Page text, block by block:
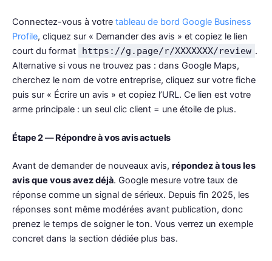
Connectez-vous à votre tableau de bord Google Business
Profile, cliquez sur « Demander des avis » et copiez le lien
court du format
https://g.page/r/XXXXXXX/review .
Alternative si vous ne trouvez pas : dans Google Maps,
cherchez le nom de votre entreprise, cliquez sur votre fiche
puis sur « Écrire un avis » et copiez l’URL. Ce lien est votre
arme principale : un seul clic client = une étoile de plus.
Étape 2 — Répondre à vos avis actuels
Avant de demander de nouveaux avis, répondez à tous les
avis que vous avez déjà. Google mesure votre taux de
réponse comme un signal de sérieux. Depuis fin 2025, les
réponses sont même modérées avant publication, donc
prenez le temps de soigner le ton. Vous verrez un exemple
concret dans la section dédiée plus bas.